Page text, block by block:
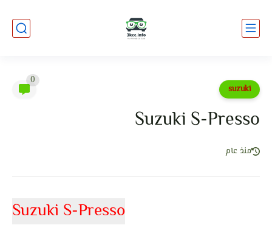
suzuki
0
Suzuki S-Presso
منذ عام
Suzuki S-Presso